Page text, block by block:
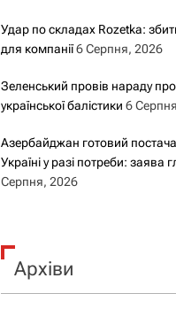
Удар по складах Rozetka:
для компанії 6 Серпня, 2026
Зеленський провів нараду про
української балістики 6
Азербайджан готовий
Україні у разі потреби: заява
Серпня, 2026
Архіви